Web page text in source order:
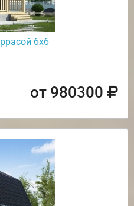
6х6
от 980300